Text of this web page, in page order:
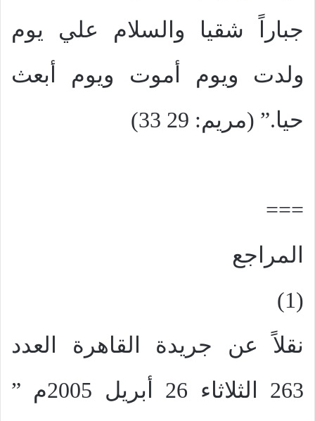
جباراً شقيا والسلام علي يوم
ولدت ويوم أموت ويوم أبعث
حيا.” (مريم: 29 33)
===
المراجع
(1)
نقلاً عن جريدة القاهرة العدد
263 الثلاثاء 26 أبريل 2005م ”